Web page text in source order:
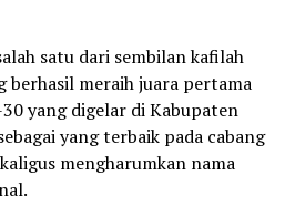
satu dari sembilan kafilah
berhasil meraih juara pertama
yang digelar di Kabupaten
yang terbaik pada cabang
mengharumkan nama